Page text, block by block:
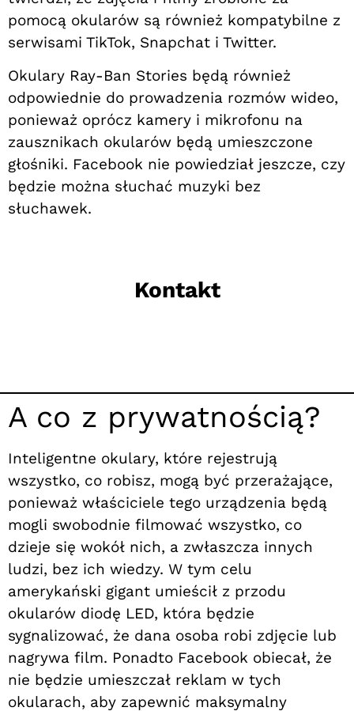
pomocą okularów są również kompatybilne z
serwisami TikTok, Snapchat i Twitter.
Okulary Ray-Ban Stories będą również
odpowiednie do prowadzenia rozmów wideo,
ponieważ oprócz kamery i mikrofonu na
zausznikach okularów będą umieszczone
głośniki. Facebook nie powiedział jeszcze, czy
będzie można słuchać muzyki bez
słuchawek.
Kontakt
A co z prywatnością?
Inteligentne okulary, które rejestrują
wszystko, co robisz, mogą być przerażające,
ponieważ właściciele tego urządzenia będą
mogli swobodnie filmować wszystko, co
dzieje się wokół nich, a zwłaszcza innych
ludzi, bez ich wiedzy. W tym celu
amerykański gigant umieścił z przodu
okularów diodę LED, która będzie
sygnalizować, że dana osoba robi zdjęcie lub
nagrywa film. Ponadto Facebook obiecał, że
nie będzie umieszczał reklam w tych
okularach, aby zapewnić maksymalny